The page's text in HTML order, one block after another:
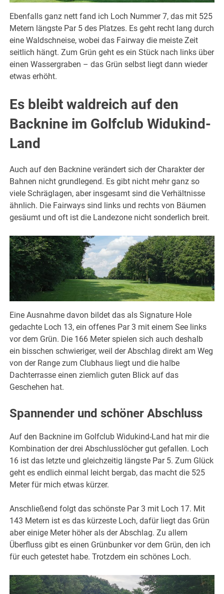
Ebenfalls ganz nett fand ich Loch Nummer 7, das mit 525
Metern längste Par 5 des Platzes. Es geht recht lang durch
eine Waldschneise, wobei das Fairway die meiste Zeit
seitlich hängt. Zum Grün geht es ein Stück nach links über
einen Wassergraben – das Grün selbst liegt dann wieder
etwas erhöht.
Es bleibt waldreich auf den
Backnine im Golfclub Widukind-
Land
Auch auf den Backnine verändert sich der Charakter der
Bahnen nicht grundlegend. Es gibt nicht mehr ganz so
viele Schräglagen, aber insgesamt sind die Verhältnisse
ähnlich. Die Fairways sind links und rechts von Bäumen
gesäumt und oft ist die Landezone nicht sonderlich breit.
Eine Ausnahme davon bildet das als Signature Hole
gedachte Loch 13, ein offenes Par 3 mit einem See links
vor dem Grün. Die 166 Meter spielen sich auch deshalb
ein bisschen schwieriger, weil der Abschlag direkt am Weg
von der Range zum Clubhaus liegt und die halbe
Dachterrasse einen ziemlich guten Blick auf das
Geschehen hat.
Spannender und schöner Abschluss
Auf den Backnine im Golfclub Widukind-Land hat mir die
Kombination der drei Abschlusslöcher gut gefallen. Loch
16 ist das letzte und gleichzeitig längste Par 5. Zum Glück
geht es endlich einmal leicht bergab, das macht die 525
Meter für mich etwas kürzer.
Anschließend folgt das schönste Par 3 mit Loch 17. Mit
143 Metern ist es das kürzeste Loch, dafür liegt das Grün
aber einige Meter höher als der Abschlag. Zu allem
Überfluss gibt es einen Grünbunker vor dem Grün, den ich
für euch getestet habe. Trotzdem ein schönes Loch.